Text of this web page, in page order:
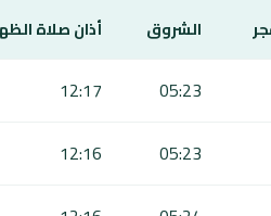
الشروق أذان صلاة
05:23
12:17
05:23
12:16